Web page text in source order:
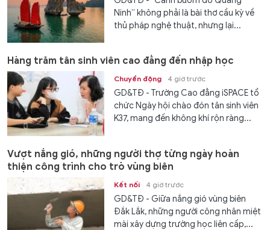
Ninh” không phải là bài thơ cầu kỳ về
thủ pháp nghệ thuật, nhưng lại...
Hàng trăm tân sinh viên cao đẳng đến nhập học
Chuyển động 4 giờ trước
GD&TĐ - Trường Cao đẳng iSPACE tổ
chức Ngày hội chào đón tân sinh viên
K37, mang đến không khí rộn ràng...
Vượt nắng gió, những người thợ từng ngày hoàn
thiện công trình cho trò vùng biên
Kết nối 4 giờ trước
GD&TĐ - Giữa nắng gió vùng biên
Đắk Lắk, những người công nhân miệt
mài xây dựng trường học liên cấp,...